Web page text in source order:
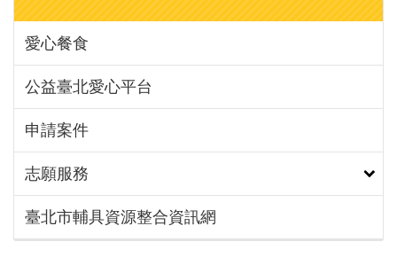
愛心餐食
公益臺北愛心平台
申請案件
志願服務
臺北市輔具資源整合資訊網